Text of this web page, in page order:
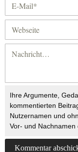
Ihre Argumente,
kommentierten
Nutzernamen und
Vor- und Nachnamen